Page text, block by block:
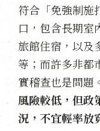
符合「免強制施
口，包含長期室
旅館住宿，以及
等；而許多非都
實稽查也是問題
風險較低，但政
況，不宜輕率放